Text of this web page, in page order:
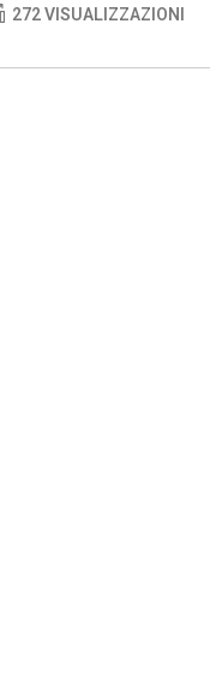
272 VISUALIZZAZIONI